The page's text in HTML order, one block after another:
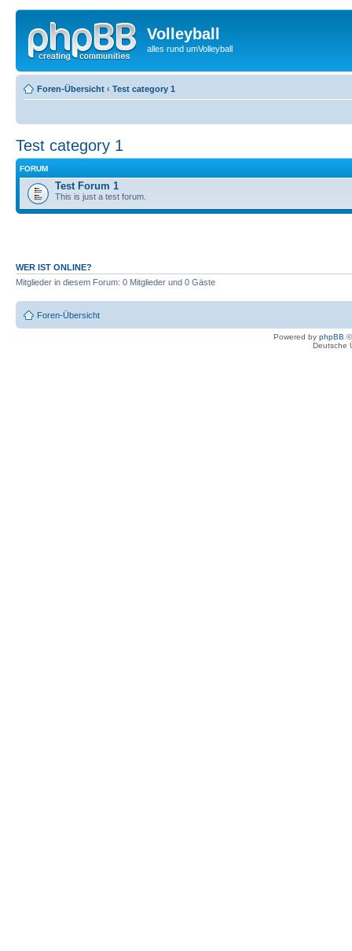
Volleyball
alles rund umVolleyball
Foren-Übersicht ‹ Test category 1
Test category 1
FORUM
Test Forum 1
This is just a test forum.
WER IST ONLINE?
Mitglieder in diesem Forum: 0 Mitglieder und 0 Gäste
Foren-Übersicht
Powered by phpBB
Deutsche